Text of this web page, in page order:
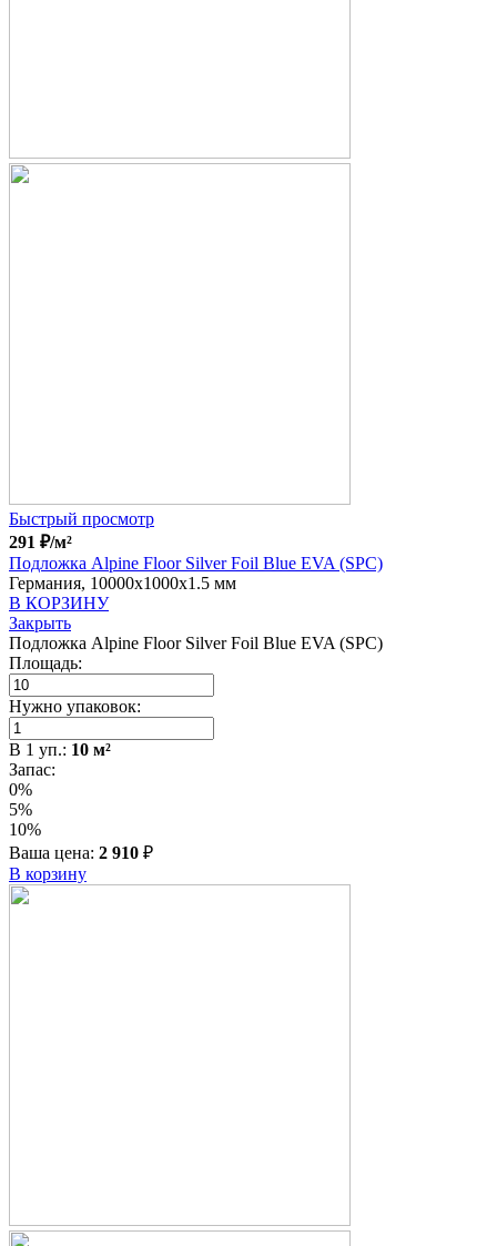
Быстрый просмотр
291 ₽/м²
Подложка Alpine Floor Silver Foil Blue EVA (SPC)
Германия, 10000x1000x1.5 мм
В КОРЗИНУ
Закрыть
Подложка Alpine Floor Silver Foil Blue EVA (SPC)
Площадь:
Нужно упаковок:
В 1 уп.: 10 м²
Запас:
0%
5%
10%
Ваша цена: 2 910 ₽
В корзину